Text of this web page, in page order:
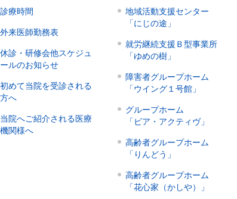
診療時間
外来医師勤務表
休診・研修会他スケジュ
ールのお知らせ
初めて当院を受診される
方へ
当院へご紹介される医療
機関様へ
地域活動支援センター
「にじの途」
就労継続支援Ｂ型事業所
「ゆめの樹」
障害者グループホーム
「ウイング１号館」
グループホーム
「ピア・アクティヴ」
高齢者グループホーム
「りんどう」
高齢者グループホーム
「花心家（かしや）」